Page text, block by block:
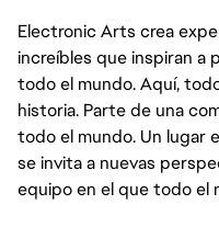
Electronic Arts crea
increíbles que inspiran a
todo el mundo. Aquí,
historia. Parte de una
todo el mundo. Un lugar
se invita a nuevas
equipo en el que todo el